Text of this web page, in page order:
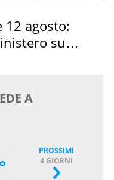
12 agosto:
su